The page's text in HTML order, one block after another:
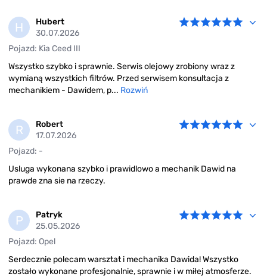
H
Hubert
30.07.2026
Pojazd: Kia Ceed III
Wszystko szybko i sprawnie. Serwis olejowy zrobiony wraz z
wymianą wszystkich filtrów. Przed serwisem konsultacja z
mechanikiem - Dawidem, p... Rozwiń
R
Robert
17.07.2026
Pojazd: -
Usluga wykonana szybko i prawidlowo a mechanik Dawid na
prawde zna sie na rzeczy.
P
Patryk
25.05.2026
Pojazd: Opel
Serdecznie polecam warsztat i mechanika Dawida! Wszystko
zostało wykonane profesjonalnie, sprawnie i w miłej atmosferze.